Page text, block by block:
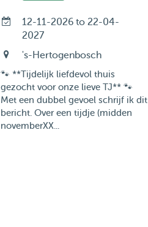
12-11-2026 to 22-04-
2027
's-Hertogenbosch
🐾 **Tijdelijk liefdevol thuis
gezocht voor onze lieve TJ** 🐾
Met een dubbel gevoel schrijf ik dit
bericht. Over een tijdje (midden
novemberXX...